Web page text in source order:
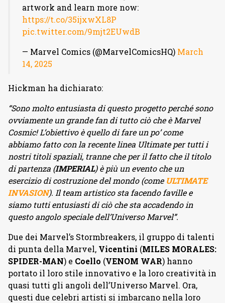
artwork and learn more now:
https://t.co/35ijxwXL8P
pic.twitter.com/9mjt2EUwdB
— Marvel Comics (@MarvelComicsHQ) March
14, 2025
Hickman ha dichiarato:
“Sono molto entusiasta di questo progetto perché sono
ovviamente un grande fan di tutto ciò che è Marvel
Cosmic! L’obiettivo è quello di fare un po’ come
abbiamo fatto con la recente linea Ultimate per tutti i
nostri titoli spaziali, tranne che per il fatto che il titolo
di partenza (IMPERIAL) è più un evento che un
esercizio di costruzione del mondo (come ULTIMATE
INVASION). Il team artistico sta facendo faville e
siamo tutti entusiasti di ciò che sta accadendo in
questo angolo speciale dell’Universo Marvel”.
Due dei Marvel’s Stormbreakers, il gruppo di talenti
di punta della Marvel, Vicentini (MILES MORALES:
SPIDER-MAN) e Coello (VENOM WAR) hanno
portato il loro stile innovativo e la loro creatività in
quasi tutti gli angoli dell’Universo Marvel. Ora,
questi due celebri artisti si imbarcano nella loro